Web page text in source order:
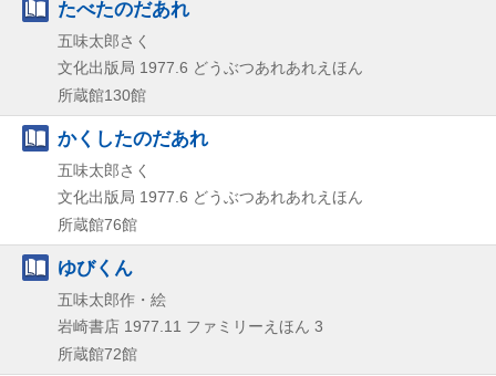
たべたのだあれ
五味太郎さく
文化出版局 1977.6 どうぶつあれあれえほん
所蔵館130館
かくしたのだあれ
五味太郎さく
文化出版局 1977.6 どうぶつあれあれえほん
所蔵館76館
ゆびくん
五味太郎作・絵
岩崎書店 1977.11 ファミリーえほん 3
所蔵館72館